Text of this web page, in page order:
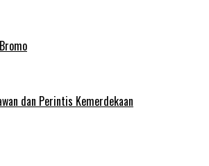
dan Perintis Kemerdekaan